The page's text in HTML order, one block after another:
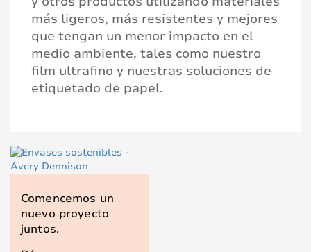
más ligeros, más resistentes y mejores
que tengan un menor impacto en el
medio ambiente, tales como nuestro
film ultrafino y nuestras soluciones de
etiquetado de papel.
Comencemos un
nuevo proyecto
juntos.